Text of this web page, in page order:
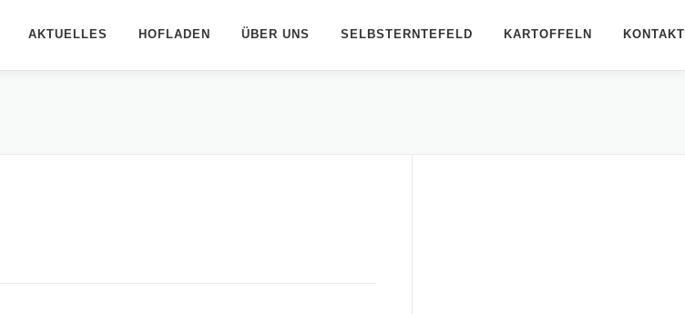
AKTUELLES HOFLADEN ÜBER UNS SELBSTERNTEFELD KARTOFFELN KONTAKT